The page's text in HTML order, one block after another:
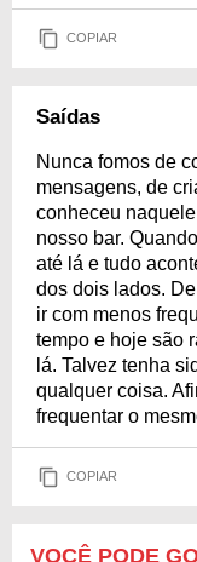
COPIAR
Saídas
Nunca fomos de
mensagens, de
conheceu
nosso bar.
até lá e tudo
dos dois lados.
ir com menos
tempo e hoje são
lá. Talvez tenha
qualquer coisa.
frequentar o
COPIAR
VOCÊ PODE